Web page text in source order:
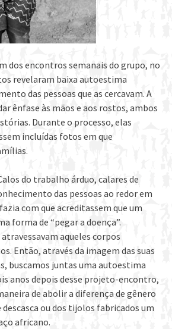
dos encontros semanais do grupo, no
revelaram baixa autoestima
das pessoas que as cercavam. A
ênfase às mãos e aos rostos, ambos
Durante o processo, elas
incluídas fotos em que
do trabalho árduo, calares de
das pessoas ao redor em
com que acreditassem que um
forma de “pegar a doença”.
aqueles corpos
Então, através da imagem das suas
buscamos juntas uma autoestima
anos depois desse projeto-encontro,
de abolir a diferença de gênero
descasca ou dos tijolos fabricados um
africano.